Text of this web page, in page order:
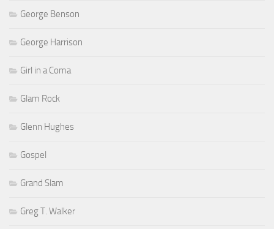
George Benson
George Harrison
Girl in a Coma
Glam Rock
Glenn Hughes
Gospel
Grand Slam
Greg T. Walker